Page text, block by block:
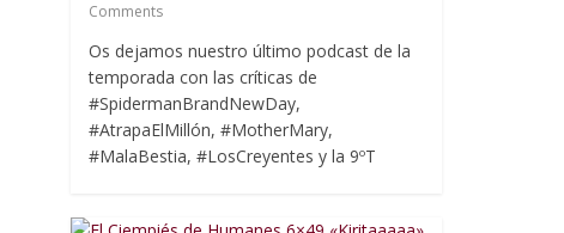
Comments
Os dejamos nuestro último podcast de la
temporada con las críticas de
#SpidermanBrandNewDay,
#AtrapaElMillón, #MotherMary,
#MalaBestia, #LosCreyentes y la 9ºT